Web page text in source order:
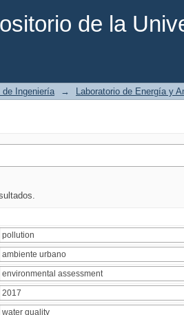
de la
de Ingeniería → Laboratorio de Energía y